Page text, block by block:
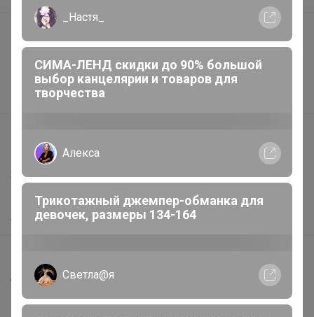
Подарочные сертификаты
Реклама на сайте
Поставщикам
Вакансии
Написать в поддержку
Защита покупателя
Помощь
О нас
Анонсы
Новости
_Настя_
СИМА-ЛЕНД скидки до 90% большой
выбор канцелярии и товаров для
творчества
Алекса
Трикотажный джемпер-обманка для
девочек, размеры 134-164
Светла@я